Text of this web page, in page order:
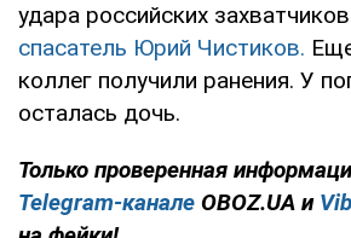
удара российских захватчиков
спасатель Юрий Чистиков.
коллег получили ранения. У
осталась дочь.
Только проверенная
Telegram-канале OBOZ.UA и